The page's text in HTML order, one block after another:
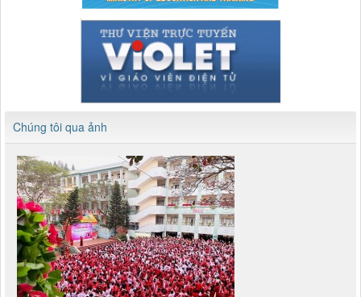
Chúng tôi qua ảnh